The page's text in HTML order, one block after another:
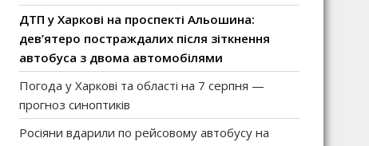
ДТП у Харкові на проспекті Альошина:
дев’ятеро постраждалих після зіткнення
автобуса з двома автомобілями
Погода у Харкові та області на 7 серпня —
прогноз синоптиків
Росіяни вдарили по рейсовому автобусу на